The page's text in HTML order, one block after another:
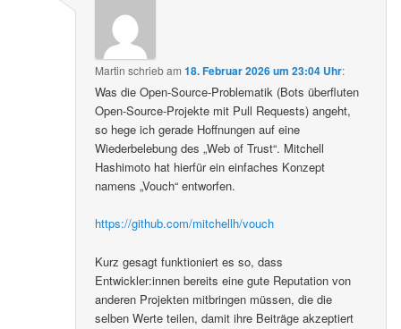
Martin schriebam18. Februar 2026 um 23:04 Uhr:
Was die Open-Source-Problematik (Bots überfluten
Open-Source-Projekte mit Pull Requests) angeht,
so hege ich gerade Hoffnungen auf eine
Wiederbelebung des „Web of Trust“. Mitchell
Hashimoto hat hierfür ein einfaches Konzept
namens „Vouch“ entworfen.
https://github.com/mitchellh/vouch
Kurz gesagt funktioniert es so, dass
Entwickler:innen bereits eine gute Reputation von
anderen Projekten mitbringen müssen, die die
selben Werte teilen, damit ihre Beiträge akzeptiert